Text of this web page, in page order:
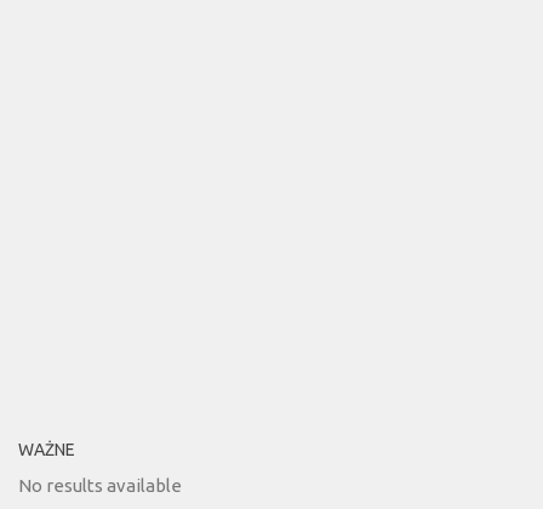
WAŻNE
No results available